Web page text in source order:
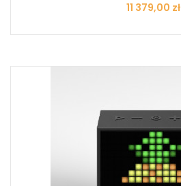
Cena
11 379,00 zł